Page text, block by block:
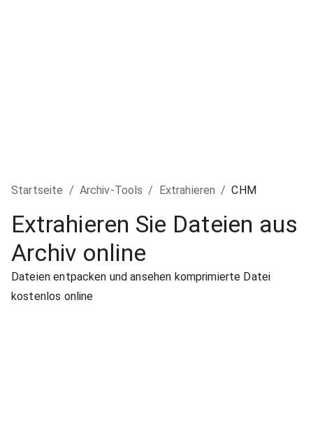
Startseite / Archiv-Tools / Extrahieren / CHM
Extrahieren Sie Dateien aus
Archiv online
Dateien entpacken und ansehen komprimierte Datei
kostenlos online